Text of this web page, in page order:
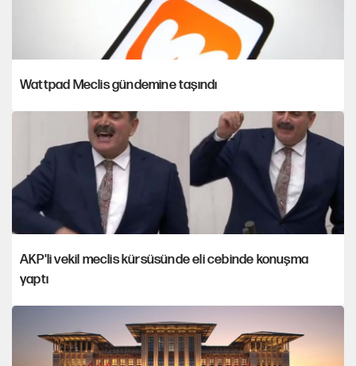
Wattpad Meclis gündemine taşındı
AKP'li vekil meclis kürsüsünde eli cebinde konuşma
yaptı